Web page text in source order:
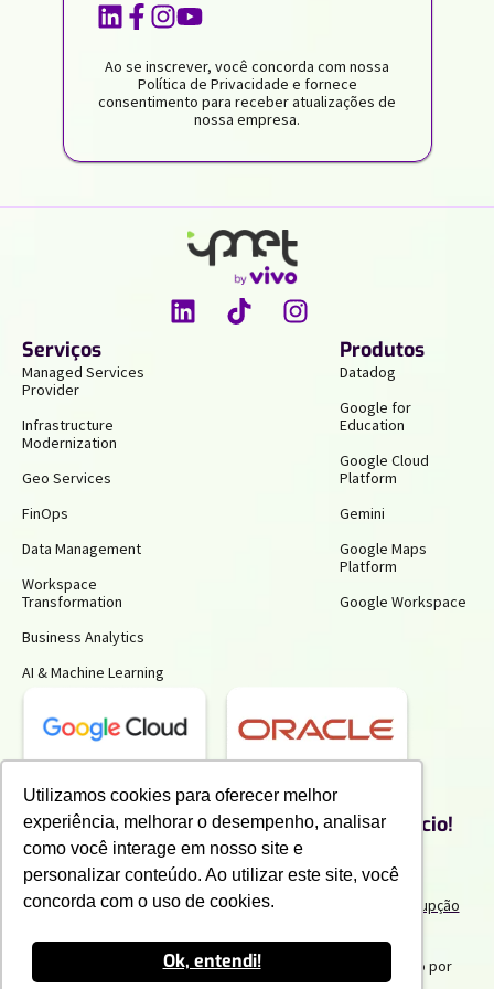
Utilizamos cookies para oferecer melhor
experiência, melhorar o desempenho, analisar
como você interage em nosso site e
personalizar conteúdo. Ao utilizar este site, você
concorda com o uso de cookies.
Ok, entendi!
Ao se inscrever, você concorda com nossa
Política de Privacidade e fornece
consentimento para receber atualizações de
nossa empresa.
Serviços
Managed Services
Provider
Infrastructure
Modernization
Geo Services
FinOps
Data Management
Workspace
Transformation
Business Analytics
AI & Machine Learning
Produtos
Datadog
Google for
Education
Google Cloud
Platform
Gemini
Google Maps
Platform
Google Workspace
Receba insights gratuitos e gere mais
produtividade e economia para o seu negócio!
Inscreva-se para receber nossos conteúdos exclusivos.
2025 IPNET by Vivo. Todos os direitos reservados. Criado por
Termos de uso e Politicas de Privacidade
Politicas Anticorrupção
Portal do ClienteCanal de DenunciaTrabalhe Conosco